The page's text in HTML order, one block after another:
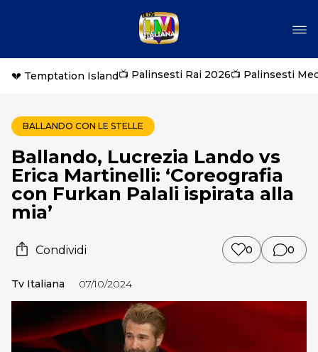
💔 Temptation Island📺 Palinsesti Rai 2026📺 Palinsesti
BALLANDO CON LE STELLE
Ballando, Lucrezia Lando vs
Erica Martinelli: ‘Coreografia
con Furkan Palali ispirata alla
mia’
Condividi 0 0
Tv Italiana 07/10/2024